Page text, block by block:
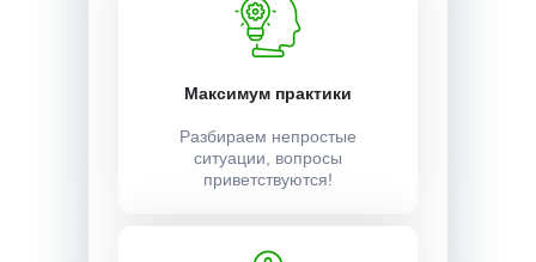
Максимум практики
Разбираем непростые
ситуации, вопросы
приветствуются!